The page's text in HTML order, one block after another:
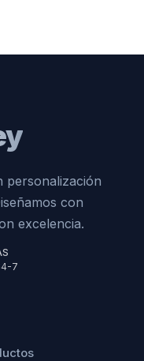
personalización
con
excelencia.
7